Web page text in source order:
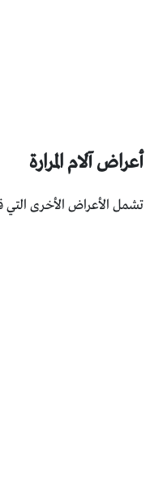
أعراض آلام المرارة
تشمل الأعراض الأخرى التي